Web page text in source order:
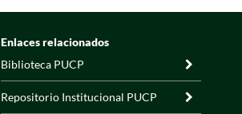
Enlaces relacionados
Biblioteca PUCP
Repositorio Institucional PUCP